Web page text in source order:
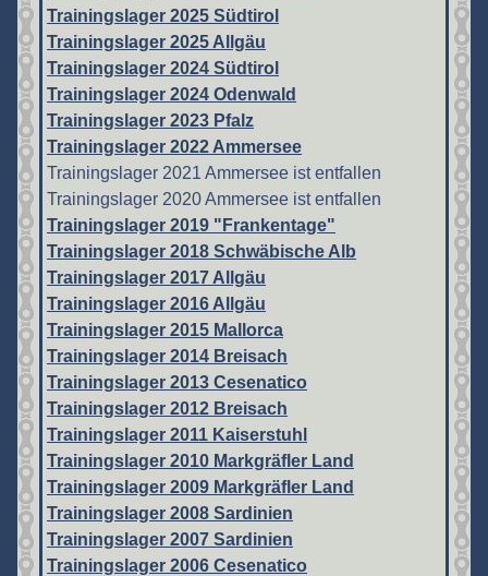
Trainingslager 2025 Südtirol
Trainingslager 2025 Allgäu
Trainingslager 2024 Südtirol
Trainingslager 2024 Odenwald
Trainingslager 2023 Pfalz
Trainingslager 2022 Ammersee
Trainingslager 2021 Ammersee ist entfallen
Trainingslager 2020 Ammersee ist entfallen
Trainingslager 2019 "Frankentage"
Trainingslager 2018 Schwäbische Alb
Trainingslager 2017 Allgäu
Trainingslager 2016 Allgäu
Trainingslager 2015 Mallorca
Trainingslager 2014 Breisach
Trainingslager 2013 Cesenatico
Trainingslager 2012 Breisach
Trainingslager 2011 Kaiserstuhl
Trainingslager 2010 Markgräfler Land
Trainingslager 2009 Markgräfler Land
Trainingslager 2008 Sardinien
Trainingslager 2007 Sardinien
Trainingslager 2006 Cesenatico